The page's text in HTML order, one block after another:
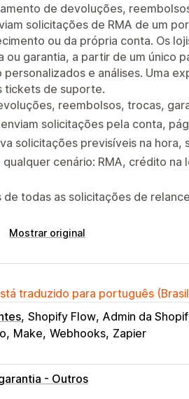
de devoluções,
solicitações de RMA de um
ou da própria conta. Os
garantia, a partir de um único
e análises. Uma
tickets de suporte.
reembolsos, trocas,
solicitações pela conta,
solicitações previsíveis na hora,
cenário: RMA, crédito na
de todas as solicitações de
Mostrar original
traduzido para português
Shopify Flow Admin da
Make Webhooks Zapier
- Outros